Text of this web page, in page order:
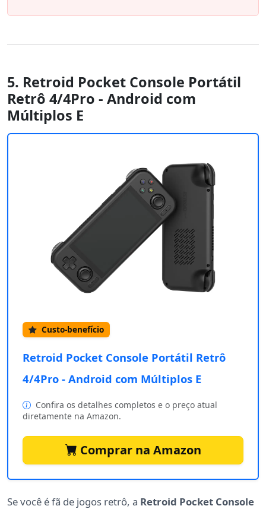
5. Retroid Pocket Console Portátil
Retrô 4/4Pro - Android com
Múltiplos E
Custo-benefício
Retroid Pocket Console Portátil Retrô
4/4Pro - Android com Múltiplos E
Confira os detalhes completos e o preço atual
diretamente na Amazon.
Comprar na Amazon
Se você é fã de jogos retrô, a Retroid Pocket Console